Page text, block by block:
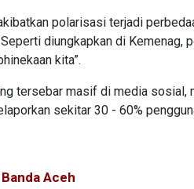
polarisasi terjadi
diungkapkan di
kita”.
tersebar masif di media sosial,
sekitar 30 - 60%
Aceh